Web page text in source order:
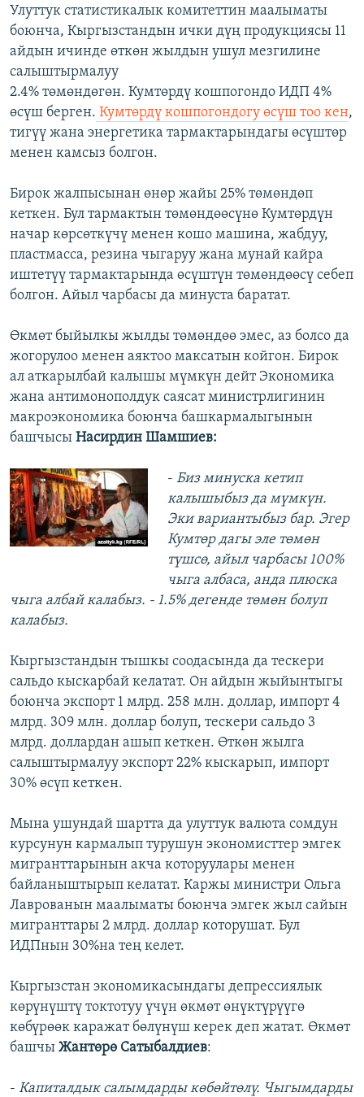
Улуттук статистикалык комитеттин маалыматы
боюнча, Кыргызстандын ички дүң продукциясы 11
айдын ичинде өткөн жылдын ушул мезгилине
салыштырмалуу
2.4% төмөндөгөн. Кумтөрдү кошпогондо ИДП 4%
өсүш берген. Кумтөрдү кошпогондогу өсүш тоо кен,
тигүү жана энергетика тармактарындагы өсүштөр
менен камсыз болгон.
Бирок жалпысынан өнөр жайы 25% төмөндөп
кеткен. Бул тармактын төмөндөөсүнө Кумтөрдүн
начар көрсөткүчү менен кошо машина, жабдуу,
пластмасса, резина чыгаруу жана мунай кайра
иштетүү тармактарында өсүштүн төмөндөөсү себеп
болгон. Айыл чарбасы да минуста баратат.
Өкмөт быйылкы жылды төмөндөө эмес, аз болсо да
жогорулоо менен аяктоо максатын койгон. Бирок
ал аткарылбай калышы мүмкүн дейт Экономика
жана антимонополдук саясат министрлигинин
макроэкономика боюнча башкармалыгынын
башчысы Насирдин Шамшиев:
- Биз минуска кетип
калышыбыз да мүмкүн.
Эки вариантыбыз бар. Эгер
Кумтөр дагы эле төмөн
түшсө, айыл чарбасы 100%
чыга албаса, анда плюска
чыга албай калабыз. - 1.5% дегенде төмөн болуп
калабыз.
Кыргызстандын тышкы соодасында да тескери
сальдо кыскарбай келатат. Он айдын жыйынтыгы
боюнча экспорт 1 млрд. 258 млн. доллар, импорт 4
млрд. 309 млн. доллар болуп, тескери сальдо 3
млрд. доллардан ашып кеткен. Өткөн жылга
салыштырмалуу экспорт 22% кыскарып, импорт
30% өсүп кеткен.
Мына ушундай шартта да улуттук валюта сомдун
курсунун кармалып турушун экономисттер эмгек
мигранттарынын акча которуулары менен
байланыштырып келатат. Каржы министри Ольга
Лаврованын маалыматы боюнча эмгек жыл сайын
мигранттары 2 млрд. доллар которушат. Бул
ИДПнын 30%на тең келет.
Кыргызстан экономикасындагы депрессиялык
көрүнүштү токтотуу үчүн өкмөт өнүктүрүүгө
көбүрөөк каражат бөлүнүш керек деп жатат. Өкмөт
башчы Жантөрө Сатыбалдиев:
- Капиталдык салымдарды көбөйтөлү. Чыгымдарды